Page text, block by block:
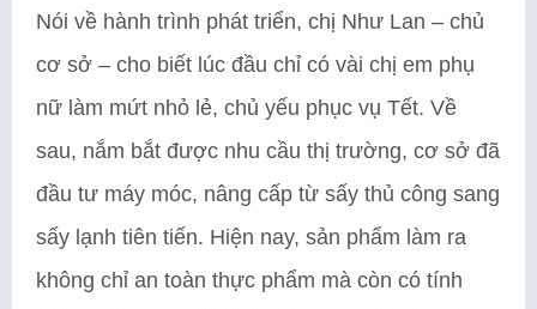
Nói về hành trình phát triển, chị Như Lan – chủ
cơ sở – cho biết lúc đầu chỉ có vài chị em phụ
nữ làm mứt nhỏ lẻ, chủ yếu phục vụ Tết. Về
sau, nắm bắt được nhu cầu thị trường, cơ sở đã
đầu tư máy móc, nâng cấp từ sấy thủ công sang
sấy lạnh tiên tiến. Hiện nay, sản phẩm làm ra
không chỉ an toàn thực phẩm mà còn có tính